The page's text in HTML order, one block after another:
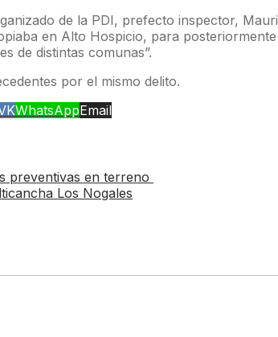
de la PDI, prefecto inspector,
en Alto Hospicio, para
de distintas comunas”.
por el mismo delito.
WhatsAppEmail
preventivas en terreno
Los Nogales